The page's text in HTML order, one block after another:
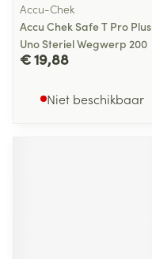
Accu-Chek
Accu Chek Safe T Pro Plus
Uno Steriel Wegwerp 200
€ 19,88
Niet beschikbaar